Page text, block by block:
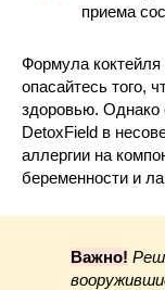
приема
Формула
опасайтесь того,
здоровью. Однако
DetoxField в
аллергии на
беременности и
Важно!